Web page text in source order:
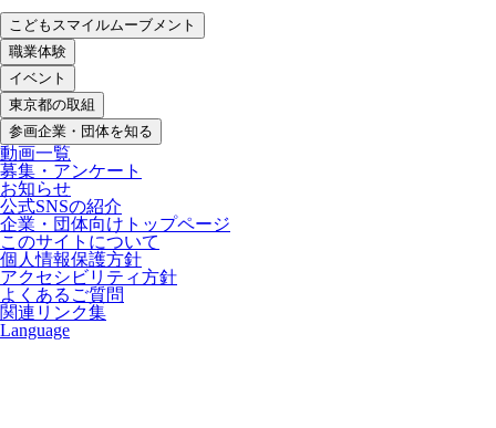
こどもスマイルムーブメント
職業体験
イベント
東京都の取組
参画企業・団体を知る
動画一覧
募集・アンケート
お知らせ
公式SNSの紹介
企業・団体向けトップページ
このサイトについて
個人情報保護方針
アクセシビリティ方針
よくあるご質問
関連リンク集
Language